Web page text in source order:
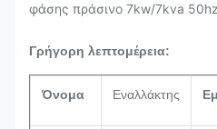
φάσης πράσινο 7kw/7kva
Γρήγορη λεπτομέρεια:
Όνομα Εναλλάκτης